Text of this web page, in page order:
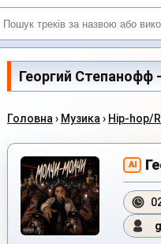
Георгий Степанофф
Головна › Музика › Hip-hop/
AI